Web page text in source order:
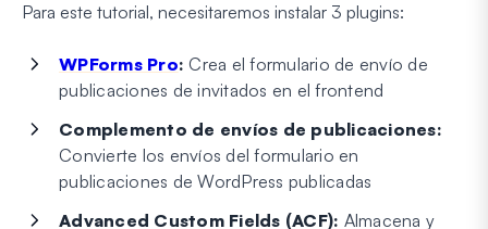
Para este tutorial, necesitaremos instalar 3 plugins:
WPForms Pro: Crea el formulario de envío de
publicaciones de invitados en el frontend
Complemento de envíos de publicaciones:
Convierte los envíos del formulario en
publicaciones de WordPress publicadas
Advanced Custom Fields (ACF): Almacena y